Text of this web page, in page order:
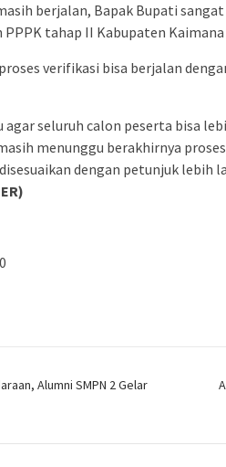
berjalan, Bapak Bupati
tahap II Kabupaten Kaimana
verifikasi bisa berjalan
agar seluruh calon peserta bisa
menunggu berakhirnya
dengan petunjuk lebih
Alumni SMPN 2 Gelar